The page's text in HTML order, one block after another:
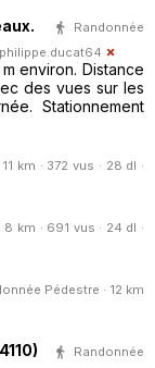
Randonnée
philippe.ducat64
environ. Distance
des vues sur les
Stationnement
km · 372 vus · 28 dl ·
km · 691 vus · 24 dl ·
Pédestre · 12 km
Randonnée